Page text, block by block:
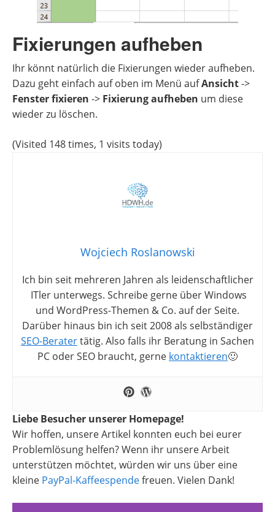
Fixierungen aufheben
Ihr könnt natürlich die Fixierungen wieder aufheben.
Dazu geht einfach auf oben im Menü aufAnsicht->
Fenster fixieren -> Fixierung aufheben um diese
wieder zu löschen.
(Visited 148 times, 1 visits today)
Wojciech Roslanowski
Ich bin seit mehreren Jahren als leidenschaftlicher
ITler unterwegs. Schreibe gerne über Windows
und WordPress-Themen & Co. auf der Seite.
Darüber hinaus bin ich seit 2008 als selbständiger
SEO-Beratertätig. Also falls ihr Beratung in Sachen
PC oder SEO braucht, gerne kontaktieren🙂
Liebe Besucher unserer Homepage!
Wir hoffen, unsere Artikel konnten euch bei eurer
Problemlösung helfen? Wenn ihr unsere Arbeit
unterstützen möchtet, würden wir uns über eine
kleine PayPal-Kaffeespendefreuen. Vielen Dank!